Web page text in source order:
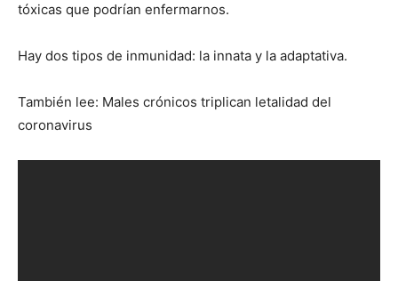
tóxicas que podrían enfermarnos.
Hay dos tipos de inmunidad: la innata y la adaptativa.
También lee: Males crónicos triplican letalidad del
coronavirus